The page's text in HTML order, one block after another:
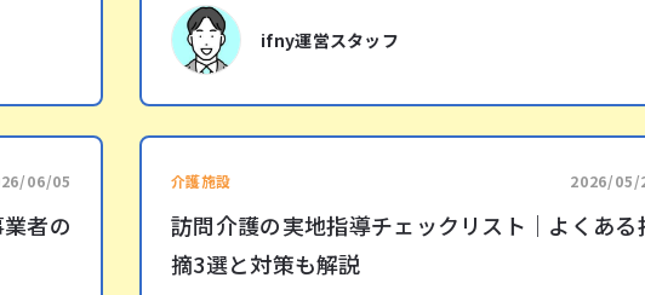
ifny運営スタッフ
06/05
者の
介護施設 2026/05/
訪問介護の実地指導チェックリスト｜よくある
摘3選と対策も解説